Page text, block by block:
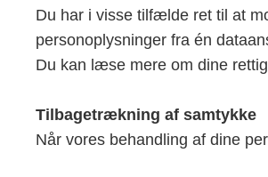
Du har i visse tilfælde ret til at
personoplysninger fra én
Du kan læse mere om dine
Tilbagetrækning af samtykke
Når vores behandling af dine